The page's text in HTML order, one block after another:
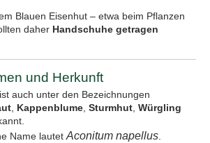
Blauen Eisenhut – etwa beim Pflanzen
daher Handschuhe getragen
und Herkunft
auch unter den Bezeichnungen
Kappenblume Sturmhut Würgling
Name lautet Aconitum napellus